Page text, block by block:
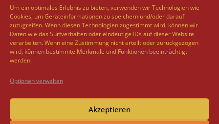
Um ein optimales Erlebnis zu bieten, verwenden wir Technologien wie
Cookies, um Geräteinformationen zu speichern und/oder darauf
zuzugreifen. Wenn diesen Technologien zugestimmt wird, können wir
Daten wie das Surfverhalten oder eindeutige IDs auf dieser Website
verarbeiten. Wenn eine Zustimmung nicht erteilt oder zurückgezogen
wird, können bestimmte Merkmale und Funktionen beeinträchtigt
werden.
Optionen verwalten
Akzeptieren